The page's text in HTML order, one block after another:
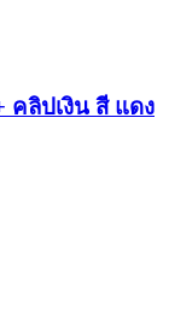
คลิปเงิน สี แดง